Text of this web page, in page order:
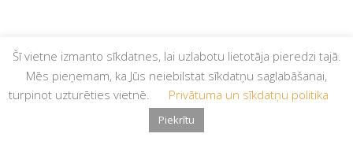
© Latvijas Apvienotā putnkopības nozares asociācija,
2026
Šī vietne izmanto sīkdatnes, lai uzlabotu lietotāja pieredzi tajā.
Mēs pieņemam, ka Jūs neiebilstat sīkdatņu saglabāšanai,
turpinot uzturēties vietnē.
Privātuma un sīkdatņu politika
Piekrītu